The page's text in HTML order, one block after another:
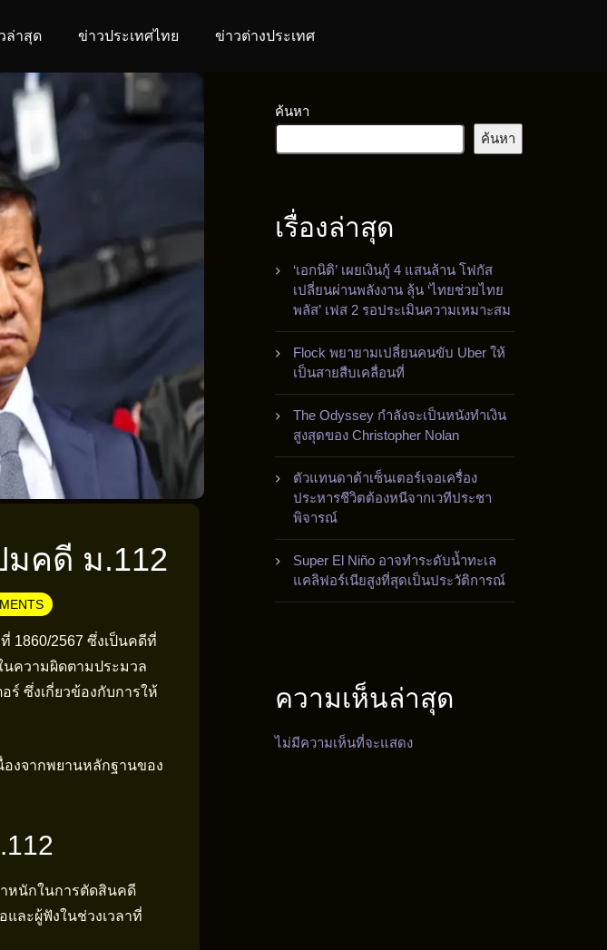
ล่าสุด ข่าวประเทศไทย ข่าวต่างประเทศ
มคดี ม.112
1860/2567 ซึ่งเป็นคดีที่
นความผิดตามประมวล
ร์ ซึ่งเกี่ยวข้องกับการให้
งจากพยานหลักฐานของ
หนักในการตัดสินคดี
และผู้ฟังในช่วงเวลาที่
ค้นหา
ค้นหา
เรื่องล่าสุด
‘เอกนิติ’ เผยเงินกู้ 4 แสนล้าน โฟกัส
เปลี่ยนผ่านพลังงาน ลุ้น ‘ไทยช่วยไทย
พลัส’ เฟส 2 รอประเมินความเหมาะสม
Flock พยายามเปลี่ยนคนขับ Uber ให้
เป็นสายสืบเคลื่อนที่
The Odyssey กำลังจะเป็นหนังทำเงิน
สูงสุดของ Christopher Nolan
ตัวแทนดาต้าเซ็นเตอร์เจอเครื่อง
ประหารชีวิตต้องหนีจากเวทีประชา
พิจารณ์
Super El Niño อาจทำระดับน้ำทะเล
แคลิฟอร์เนียสูงที่สุดเป็นประวัติการณ์
ความเห็นล่าสุด
ไม่มีความเห็นที่จะแสดง